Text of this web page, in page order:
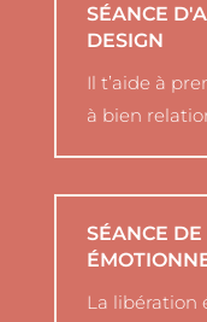
SÉANCE
DESIGN
Il t’aide à
à bien
SÉANCE
La libération